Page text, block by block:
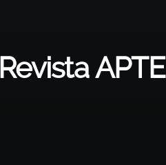
Revista